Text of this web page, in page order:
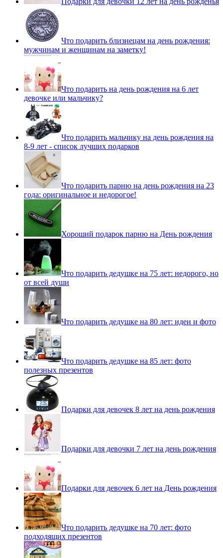
Что подарить близнецам на день рождения:
мужчинам и женщинам на заметку!
Что подарить на день рождения на 6 лет
девочке или мальчику?
Что подарить мальчику на день рождения на
8-9 лет - список лучших подарков
Что подарить парню на день рождения на 23
года: оригинальное и недорогое!
Хороший подарок парню на День рождения
Что подарить дедушке на 75 лет: недорого, но
от всей души
Что подарить дедушке на 80 лет: идеи и фото
Что подарить дедушке на 85 лет: фото
полезных презентов
Подарки для девочек 8 лет на день рождения
Подарки для девочки 7 лет на день рождения
Подарки для девочек 6 лет на День рождения
Что подарить дедушке на 70 лет: фото
подходящих презентов